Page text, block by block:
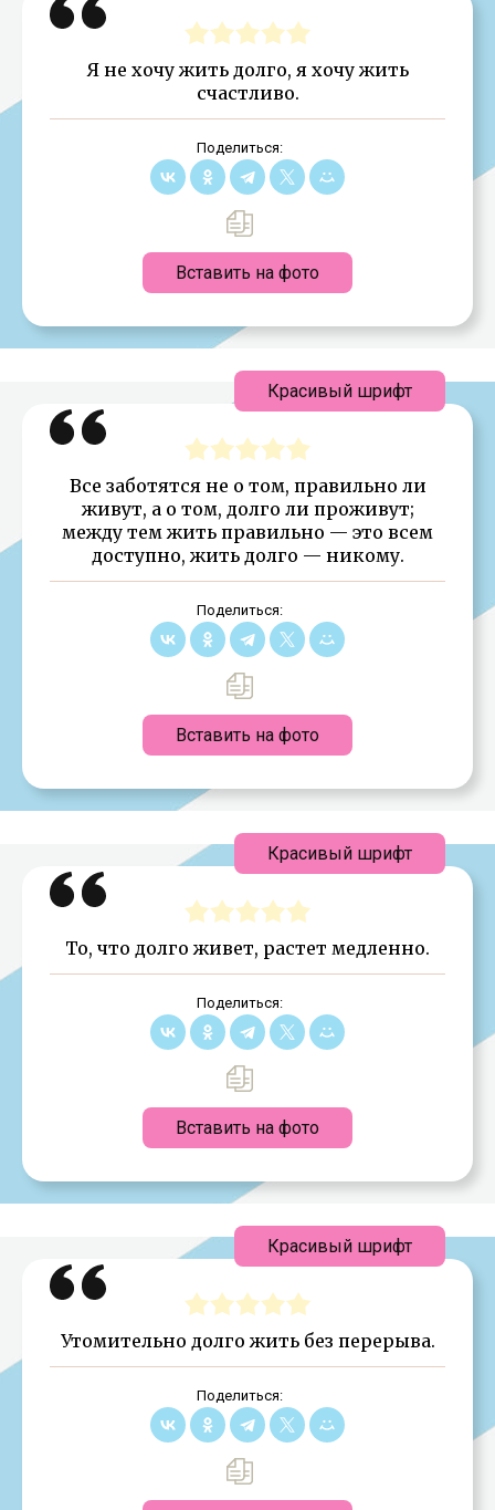
Я не хочу жить долго, я хочу жить
счастливо.
Поделиться:
Вставить на фото
Все заботятся не о том, правильно ли
живут, а о том, долго ли проживут;
между тем жить правильно — это всем
доступно, жить долго — никому.
Поделиться:
Вставить на фото
Красивый шрифт
То, что долго живет, растет медленно.
Поделиться:
Вставить на фото
Красивый шрифт
Утомительно долго жить без перерыва.
Поделиться:
Красивый шрифт